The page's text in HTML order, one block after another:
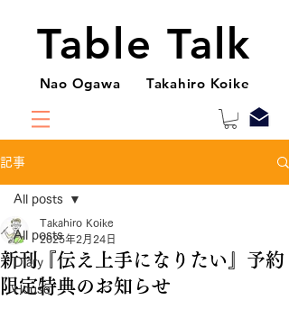
Table Talk
Nao Ogawa Takahiro Koike
記事
All posts
Diary
House
All posts
新刊『伝え上手になりたい』予約
限定特典のお知らせ
Takahiro Koike
2025年2月24日